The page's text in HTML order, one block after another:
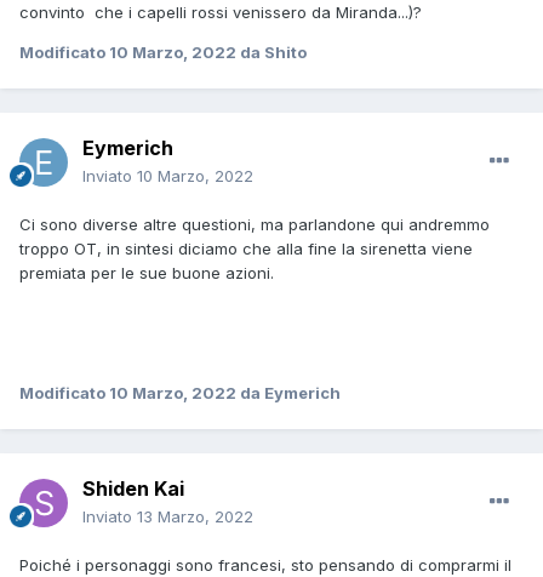
convinto che i capelli rossi venissero da Miranda...)?
Modificato 10 Marzo, 2022 da Shito
Eymerich
Inviato 10 Marzo, 2022
Ci sono diverse altre questioni, ma parlandone qui andremmo
troppo OT, in sintesi diciamo che alla fine la sirenetta viene
premiata per le sue buone azioni.
Modificato 10 Marzo, 2022 da Eymerich
Shiden Kai
Inviato 13 Marzo, 2022
Poiché i personaggi sono francesi, sto pensando di comprarmi il